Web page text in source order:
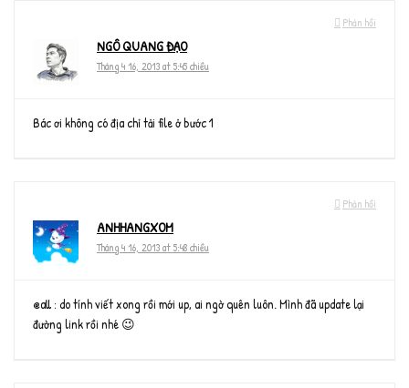
Phản hồi
NGÔ QUANG ĐẠO
Tháng 4 16, 2013 at 5:45 chiều
Bác ơi không có địa chỉ tải file ở bước 1
Phản hồi
ANHHANGXOM
Tháng 4 16, 2013 at 5:48 chiều
@all : do tính viết xong rồi mới up, ai ngờ quên luôn. Mình đã update lại
đường link rồi nhé 😉